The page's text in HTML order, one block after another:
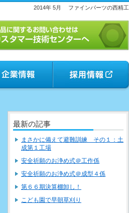
2014年 5月 ファインパーツの西精工
最新の記事
まさかに備えて避難訓練 その１：土
成第１工場
安全祈願のお浄め式＠工作係
安全祈願のお浄め式＠成型４係
第６６期決算棚卸し！
こども園で早朝草刈り